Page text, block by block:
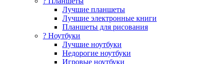
Лучшие планшеты
Лучшие электронные книги
Планшеты для рисования
? Ноутбуки
Лучшие ноутбуки
Недорогие ноутбуки
Игровые ноутбуки